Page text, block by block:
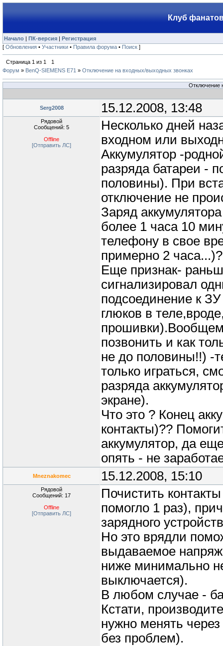
Клуб
Начало | ПК-версия | Регистрация
[ Обновления • Участники • Правила форума • Поиск ]
Страница 1 из 1
1
Форум » BenQ-SIEMENS E71 » Отключение на входных/выходных звонках
Отключение
Serg2008 15.12.2008, 13:48
Рядовой
Сообщений: 5
Offline
[Отправить ЛС]
Несколько дней
входном или
Аккумулятор -
разряда батареи -
половины). При
отключение не
Заряд
более 1 часа 10
телефону в свое
примерно 2
Еще признак-
сигнализировал
подсоединение к
глюков в
прошивки).Вообщем
позвонить и как
не до половины!!) -
только играться,
разряда
экране).
Что это ? Конец
контакты)??
аккумулятор, да
опять - не
Mneznakomec 15.12.2008, 15:10
Рядовой
Сообщений: 17
Offline
[Отправить ЛС]
Почистить
помогло 1 раз),
зарядного
Но это врядли
выдаваемое
ниже минимально
выключается).
В любом случае -
Кстати,
нужно менять
без проблем).